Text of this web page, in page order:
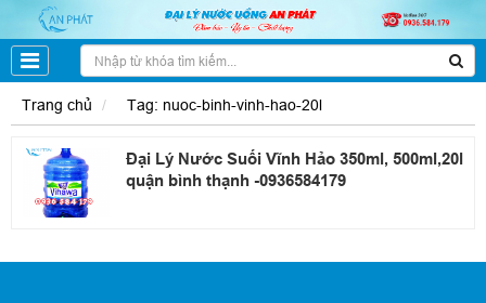
Trang chủ Tag: nuoc-binh-vinh-hao-20l
Đại Lý Nước Suối Vĩnh Hảo 350ml, 500ml,20l
quận bình thạnh -0936584179